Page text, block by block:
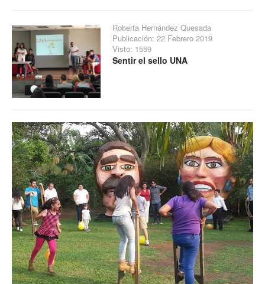
Roberta Hernández Quesada
Publicación: 22 Febrero 2019
Visto: 1559
Sentir el sello UNA